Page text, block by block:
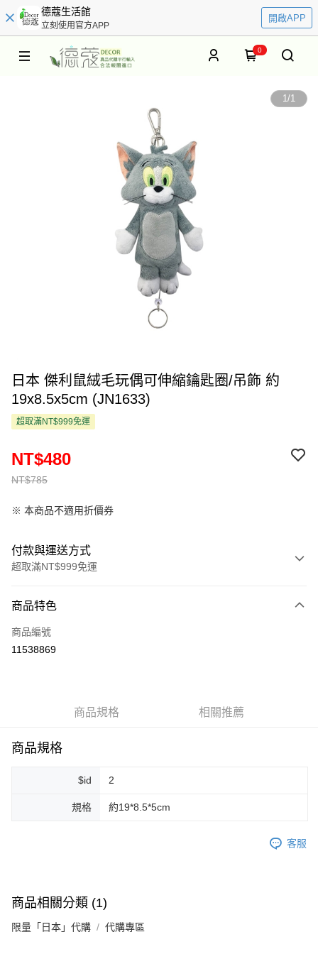
德蔻生活館
立刻使用官方APP
開啟APP
0
1/1
日本 傑利鼠絨毛玩偶可伸縮鑰匙圈/吊飾 約
19x8.5x5cm (JN1633)
超取滿NT$999免運
NT$785
NT$480
※ 本商品不適用折價券
付款與運送方式
超取滿NT$999免運
信用卡一次付款
超商取貨付款
悠遊付
全家純取貨 (先付款
每筆NT$80，滿NT$999(含以上)免運費
商品特色
商品編號
11538869
商品規格 相關推薦
商品規格
$id 2
規格 約19*8.5*5cm
客服
商品相關分類 (1)
限量「日本」代購 代購專區